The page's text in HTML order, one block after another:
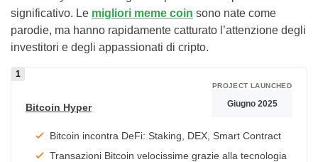
significativo. Le migliori meme coin sono nate come
parodie, ma hanno rapidamente catturato l’attenzione degli
investitori e degli appassionati di cripto.
Bitcoin Hyper
Bitcoin incontra DeFi: Staking, DEX, Smart Contract
Transazioni Bitcoin velocissime grazie alla tecnologia
PROJECT LAUNCHED
Giugno 2025